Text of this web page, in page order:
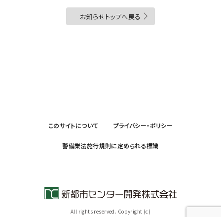
お知らせトップへ戻る
このサイトについて プライバシー・ポリシー
警備業法施行規則に定められる標識
All rights reserved. Copyright (c)